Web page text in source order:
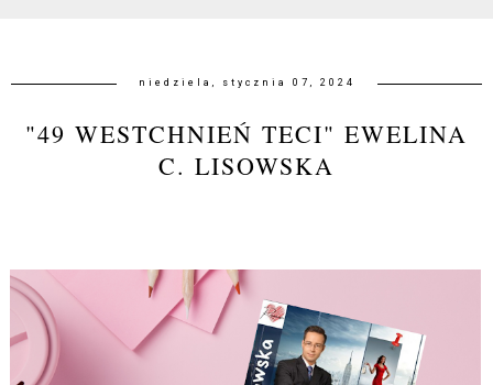
niedziela, stycznia 07, 2024
"49 WESTCHNIEŃ TECI" EWELINA
C. LISOWSKA